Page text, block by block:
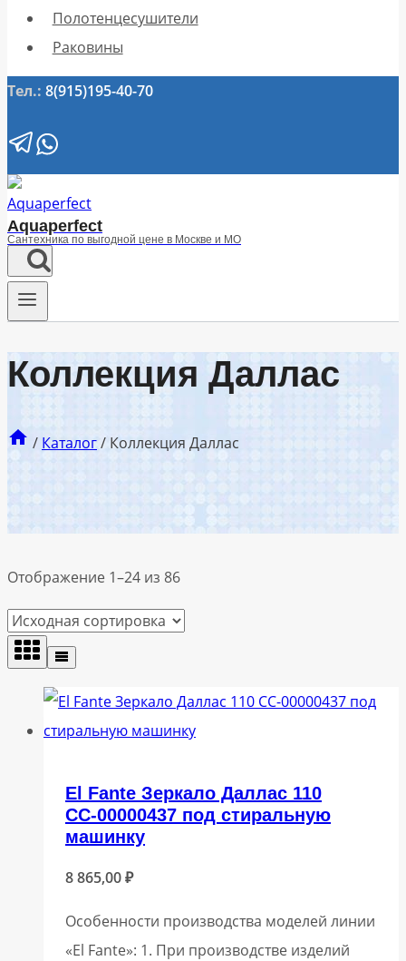
Полотенцесушители
Раковины
Тел.: 8(915)195-40-70
Aquaperfect
Сантехника по выгодной цене в Москве и МО
Коллекция Даллас
/ Каталог/ Коллекция Даллас
Отображение 1–24 из 86
El Fante Зеркало Даллас 110
СС-00000437 под стиральную
машинку
8 865,00₽
Особенности производства моделей линии
«El Fante»: 1. При производстве изделий